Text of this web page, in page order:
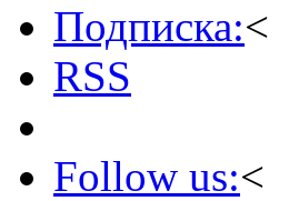
Подписка:<
RSS
Follow us:<